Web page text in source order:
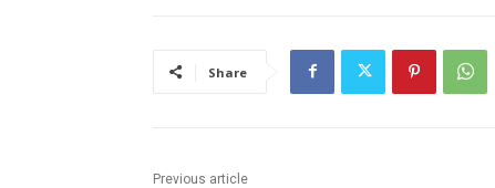
Share
Previous article